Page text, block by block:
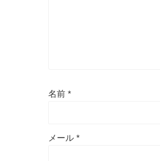
名前 *
メール *